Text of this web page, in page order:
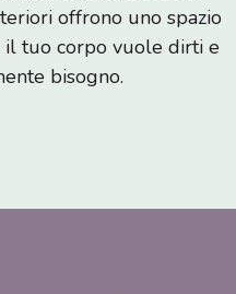
offrono uno spazio
il tuo corpo vuole dirti e
bisogno.